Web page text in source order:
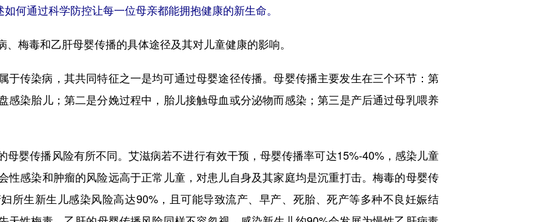
如何通过科学防控让每一位母亲都能拥抱健康的新生命。
毒和乙肝母婴传播的具体途径及其对儿童健康的影响。
染病，其共同特征之一是均可通过母婴途径传播。母婴传播主要发生在三个环节：第
感染胎儿；第二是分娩过程中，胎儿接触母血或分泌物而感染；第三是产后通过母乳喂养
传播风险有所不同。艾滋病若不进行有效干预，母婴传播率可达15%-40%，感染儿童
性感染和肿瘤的风险远高于正常儿童，对患儿自身及其家庭均是沉重打击。梅毒的母婴传
所生新生儿感染风险高达90%，且可能导致流产、早产、死胎、死产等多种不良妊娠结